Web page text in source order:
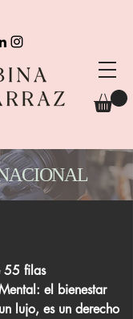
55 filas
el bienestar
lujo, es un derecho